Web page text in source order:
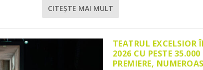
CITEŞTE MAI MULT
TEATRUL EXCELSIOR
2026 CU PESTE
PREMIERE,